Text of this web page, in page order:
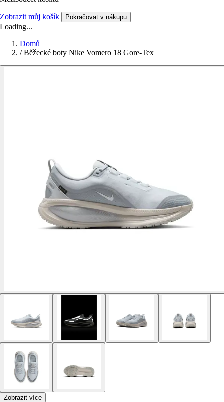
Zobrazit můj košík Pokračovat v nákupu
Loading...
Domů
/ Běžecké boty Nike Vomero 18 Gore-Tex
Zobrazit více